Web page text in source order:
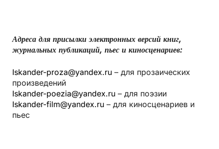
Адреса для присылки электронных версий книг,
журнальных публикаций, пьес и киносценариев:
Iskander-proza@yandex.ru – для прозаических
произведений
Iskander-poezia@yandex.ru – для поэзии
Iskander-film@yandex.ru – для киносценариев и
пьес